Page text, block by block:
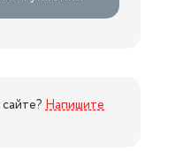
Напишите